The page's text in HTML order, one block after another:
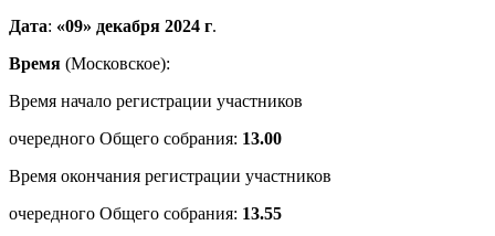
Дата: «09» декабря 2024 г.
Время (Московское):
Время начало регистрации участников
очередного Общего собрания: 13.00
Время окончания регистрации участников
очередного Общего собрания: 13.55